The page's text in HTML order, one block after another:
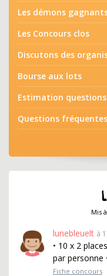
Les démons
Les Concours clos
Discutons des
Bourse aux lots
Estimation
Questions fréquentes
Mis
lunebleuelt à
• 10 x 2
par personne
Fiche concours